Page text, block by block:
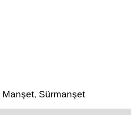
Manşet, Sürmanşet